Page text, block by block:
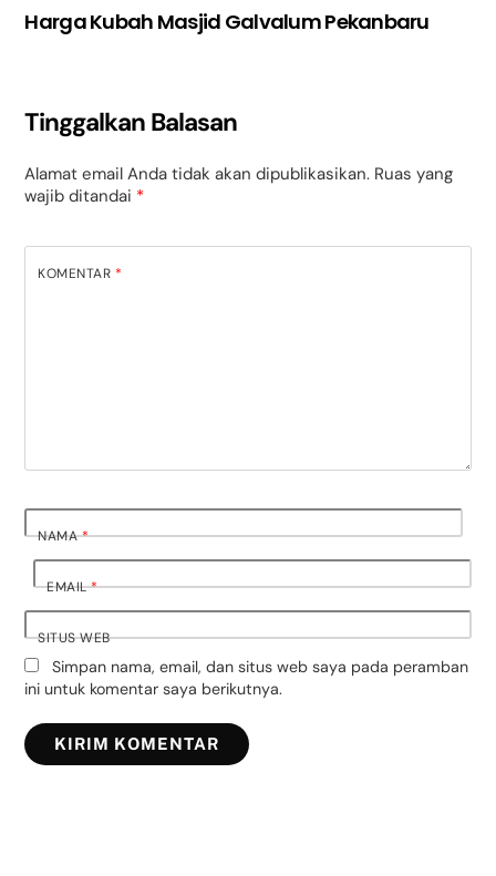
Harga Kubah Masjid Galvalum Pekanbaru
Tinggalkan Balasan
Alamat email Anda tidak akan dipublikasikan. Ruas yang
wajib ditandai *
KOMENTAR *
NAMA*
EMAIL*
SITUS WEB
Simpan nama, email, dan situs web saya pada peramban
ini untuk komentar saya berikutnya.